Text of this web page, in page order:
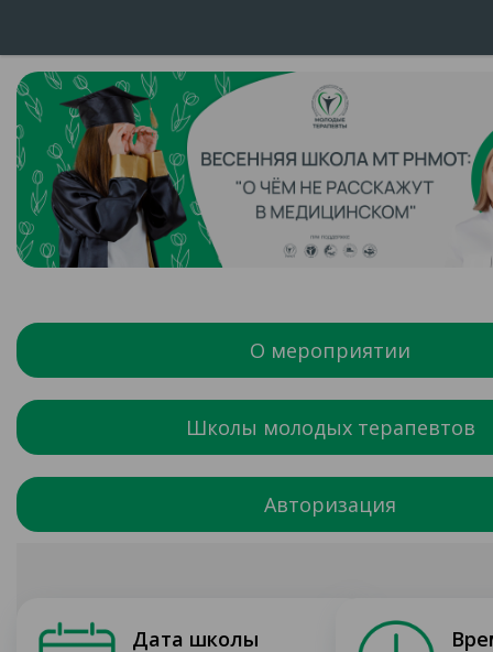
О мероприятии
Школы молодых терапевтов
Авторизация
Дата школы
Мероприятия
Общество
Регистрация
Встраиваемая программа
Курск
Тезисы и заявки (НКТ 2024)
Тезисы (НКТ 2024)
Приглашение на НКТ